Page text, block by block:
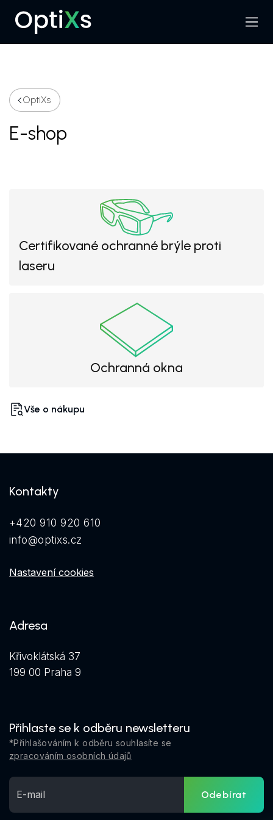
Hledat
Menu
OptiXs
E-shop
Certifikované ochranné brýle proti
laseru
Ochranná okna
Vše o nákupu
Kontakty
+420 910 920 610
info@optixs.cz
Nastavení cookies
Adresa
Křivoklátská 37
199 00 Praha 9
Přihlaste se k odběru newsletteru
*Přihlašováním k odběru souhlasíte se
zpracováním osobních údajů
Odebírat